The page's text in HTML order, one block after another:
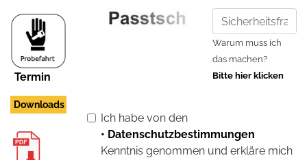
Termin
Downloads
Warum muss ich
das machen?
Bitte hier klicken
Ich habe von den
• Datenschutzbestimmungen
Kenntnis genommen und erkläre mich